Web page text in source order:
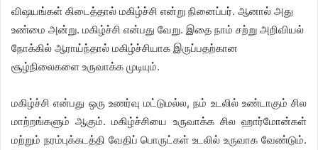
விஷயங்கள் கிடைத்தால் மகிழ்ச்சி என்று நினைப்பர். ஆனால் அது
உண்மை அன்று. மகிழ்ச்சி என்பது வேறு. இதை நாம் சற்று அறிவியல்
நோக்கில் ஆராய்ந்தால் மகிழ்ச்சியாக இருப்பதற்கான
சூழ்நிலைகளை உருவாக்க முடியும்.
மகிழ்ச்சி என்பது ஒரு உணர்வு மட்டுமல்ல, நம் உடலில் உண்டாகும் சில
மாற்றங்களும் ஆகும். மகிழ்ச்சியை உருவாக்க சில ஹார்மோன்கள்
மற்றும் நரம்புக்கடத்தி வேதிப் பொருட்கள் உடலில் உருவாக வேண்டும்.